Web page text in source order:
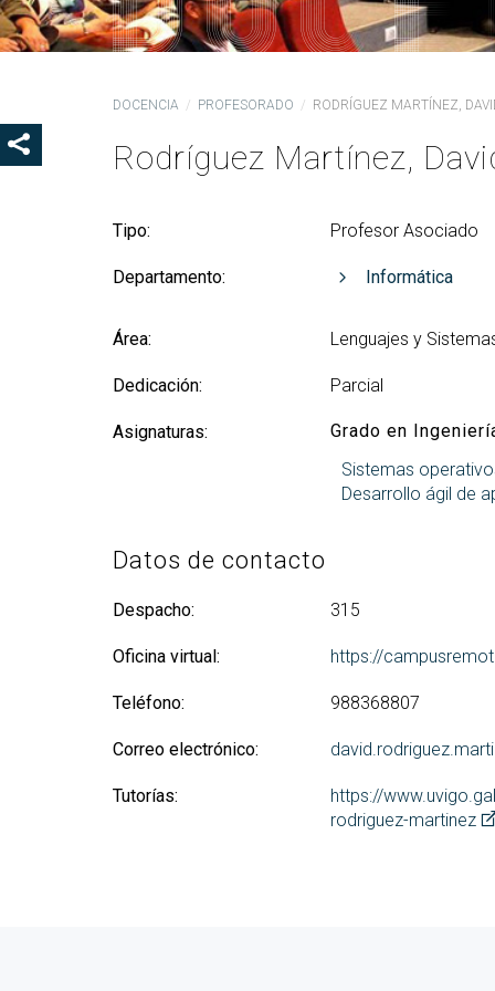
DOCENCIA PROFESORADO RODRÍGUEZ MARTÍNEZ,
Rodríguez Martínez,
Tipo: Profesor Asociado
Departamento: Informática
Área: Lenguajes y
Dedicación: Parcial
Asignaturas:
Grado en
Sistemas
Desarrollo ágil de
Datos de contacto
Despacho: 315
Oficina virtual: https://
Teléfono: 988368807
Correo electrónico:
Tutorías:
https://
rodriguez-martinez
SHOW SHARE BUTTONS